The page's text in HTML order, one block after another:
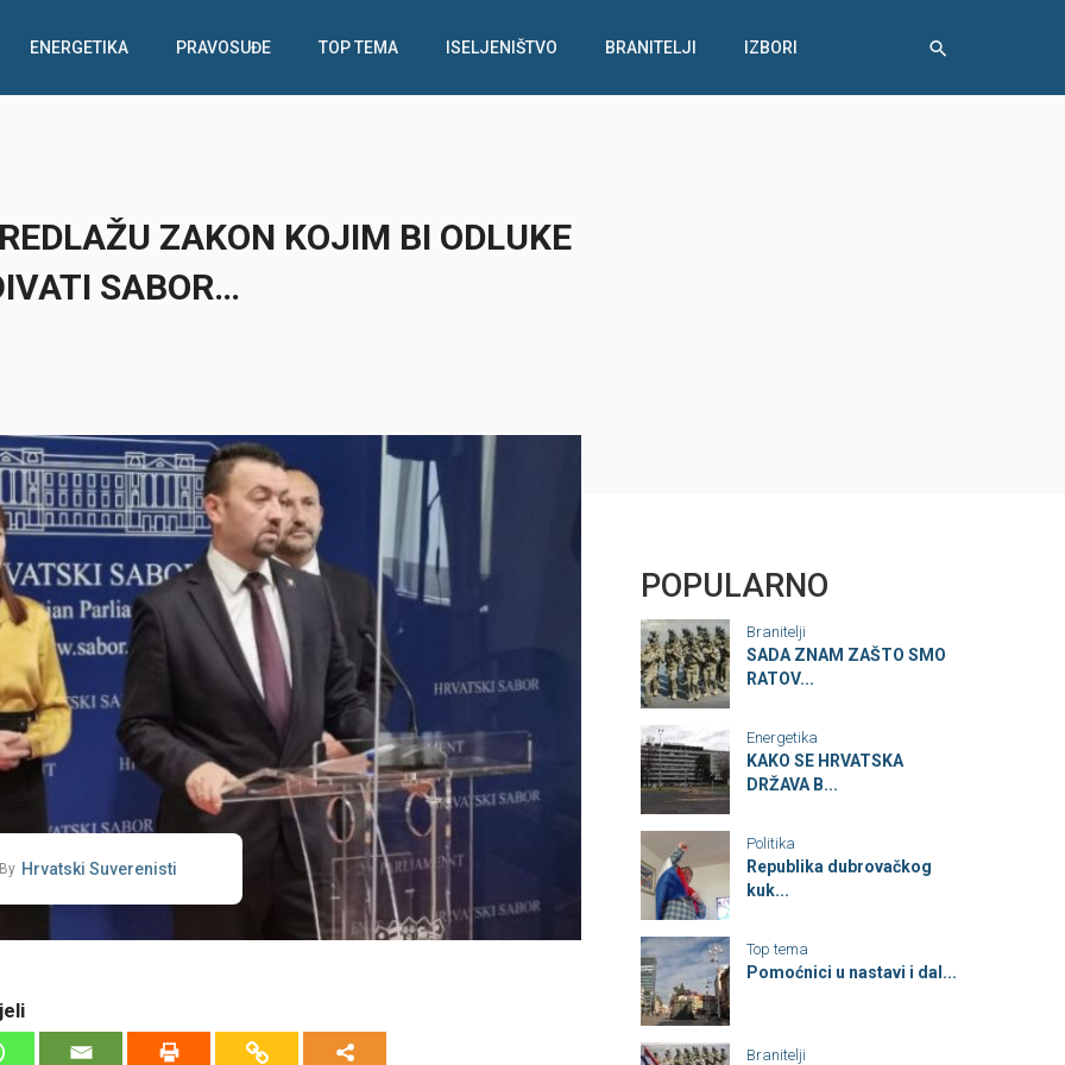
ENERGETIKA PRAVOSUĐE TOP TEMA ISELJENIŠTVO BRANITELJI IZBORI
ZAKON KOJIM BI ODLUKE
SABOR…
By Hrvatski Suverenisti
POPULARNO
Branitelji
SADA ZNAM ZAŠTO SMO
RATOV...
Energetika
KAKO SE HRVATSKA
DRŽAVA B...
Politika
Republika dubrovačkog
kuk...
Top tema
Pomoćnici u nastavi i dal...
Branitelji